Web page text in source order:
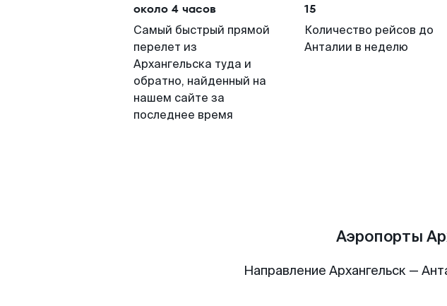
около 4 часов
Самый быстрый прямой
перелет из
Архангельска туда и
обратно, найденный на
нашем сайте за
последнее время
15
Количество рейсов до
Анталии в неделю
Аэропорты
Направление Архангельск —